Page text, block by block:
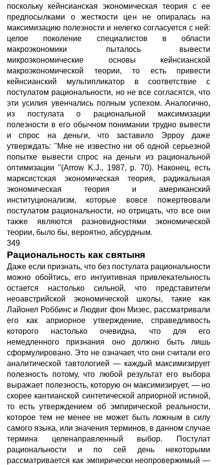
поскольку кейнсианская экономическая теория с ее
предпосылками о жесткости цен не опиралась на
максимизацию полезности и нелегко согласуется с ней:
целое поколение специалистов в области
макроэкономики пыталось вывести
микроэкономические основы кейнсианской
макроэкономической теории, то есть привести
кейнсианский мультипликатор в соответствие с
постулатом рациональности, но не все согласятся, что
эти усилия увенчались полным успехом. Аналогично,
из постулата о рациональной максимизации
полезности в его обычном понимании трудно вывести
и спрос на деньги, что заставило Эрроу даже
утверждать: "Мне не известно ни об одной серьезной
попытке вывести спрос на деньги из рациональной
оптимизации "(Arrow K.J., 1987, р. 70). Наконец, есть
марксистская экономическая теория, радикальная
экономическая теория и американский
институционализм, которые вовсе пожертвовали
постулатом рациональности, но отрицать, что все они
также являются разновидностями экономической
теории, было бы, вероятно, абсурдным.
349
Рациональность как святыня
Даже если признать, что без постулата рациональности
можно обойтись, его интуитивная привлекательность
остается настолько сильной, что представители
неоавстрийской экономической школы, такие как
Лайонел Роббинс и Людвиг фон Мизес, рассматривали
его как априорное утверждение, справедливость
которого настолько очевидна, что для его
немедленного признания оно должно быть лишь
сформулировано. Это не означает, что они считали его
аналитической тавтологией — каждый максимизирует
полезность потому, что любой результат его выбора
выражает полезность, которую он максимизирует, — но
скорее кантианской синтетической априорной истиной,
то есть утверждением об эмпирической реальности,
которое тем не менее не может быть ложным в силу
самого языка, или значения терминов, в данном случае
термина целенаправленный выбор. Постулат
рациональности и по сей день некоторыми
рассматривается как эмпирически неопровержимый —